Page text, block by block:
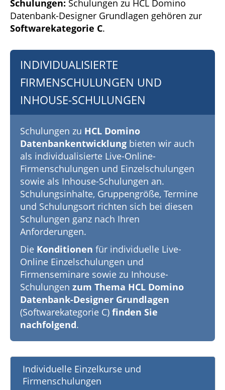
Schulungen: Schulungen zu HCL Domino
Datenbank-Designer Grundlagen gehören zur
Softwarekategorie C.
INDIVIDUALISIERTE
FIRMENSCHULUNGEN UND
INHOUSE-SCHULUNGEN
Schulungen zu HCL Domino
Datenbankentwicklung bieten wir auch
als individualisierte Live-Online-
Firmenschulungen und Einzelschulungen
sowie als Inhouse-Schulungen an.
Schulungsinhalte, Gruppengröße, Termine
und Schulungsort richten sich bei diesen
Schulungen ganz nach Ihren
Anforderungen.
Die Konditionen für individuelle Live-
Online Einzelschulungen und
Firmenseminare sowie zu Inhouse-
Schulungen zum Thema HCL Domino
Datenbank-Designer Grundlagen
(Softwarekategorie C) finden Sie
nachfolgend.
Individuelle Einzelkurse und
Firmenschulungen